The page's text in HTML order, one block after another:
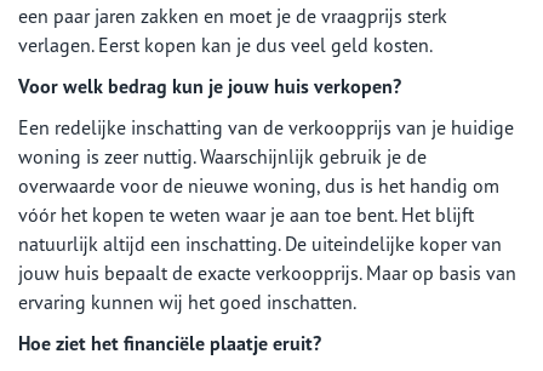
een paar jaren zakken en moet je de vraagprijs sterk
verlagen. Eerst kopen kan je dus veel geld kosten.
Voor welk bedrag kun je jouw huis verkopen?
Een redelijke inschatting van de verkoopprijs van je huidige
woning is zeer nuttig. Waarschijnlijk gebruik je de
overwaarde voor de nieuwe woning, dus is het handig om
vóór het kopen te weten waar je aan toe bent. Het blijft
natuurlijk altijd een inschatting. De uiteindelijke koper van
jouw huis bepaalt de exacte verkoopprijs. Maar op basis van
ervaring kunnen wij het goed inschatten.
Hoe ziet het financiële plaatje eruit?